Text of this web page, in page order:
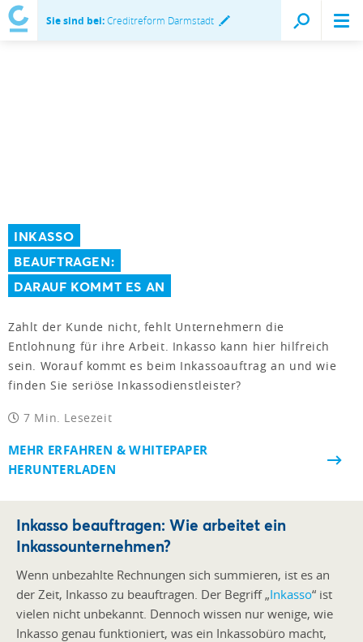
Sie sind bei:Creditreform Darmstadt
INKASSO
BEAUFTRAGEN:
DARAUF KOMMT ES AN
Zahlt der Kunde nicht, fehlt Unternehmern die
Entlohnung für ihre Arbeit. Inkasso kann hier hilfreich
sein. Worauf kommt es beim Inkassoauftrag an und wie
finden Sie seriöse Inkassodienstleister?
7 Min. Lesezeit
MEHR ERFAHREN & WHITEPAPER
HERUNTERLADEN
Inkasso beauftragen: Wie arbeitet ein
Inkassounternehmen?
Wenn unbezahlte Rechnungen sich summieren, ist es an
der Zeit, Inkasso zu beauftragen. Der Begriff „Inkasso“ ist
vielen nicht unbekannt. Dennoch wissen nur wenige, wie
Inkasso genau funktioniert, was ein Inkassobüro macht,